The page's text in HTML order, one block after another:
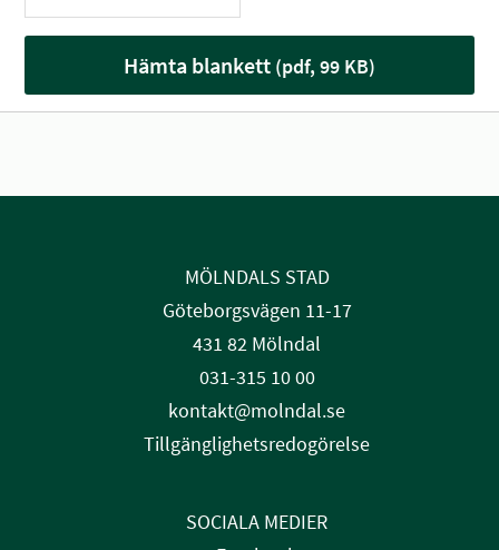
Hämta blankett (pdf, 99 KB)
MÖLNDALS STAD
Göteborgsvägen 11-17
431 82 Mölndal
031-315 10 00
kontakt@molndal.se
Tillgänglighetsredogörelse
SOCIALA MEDIER